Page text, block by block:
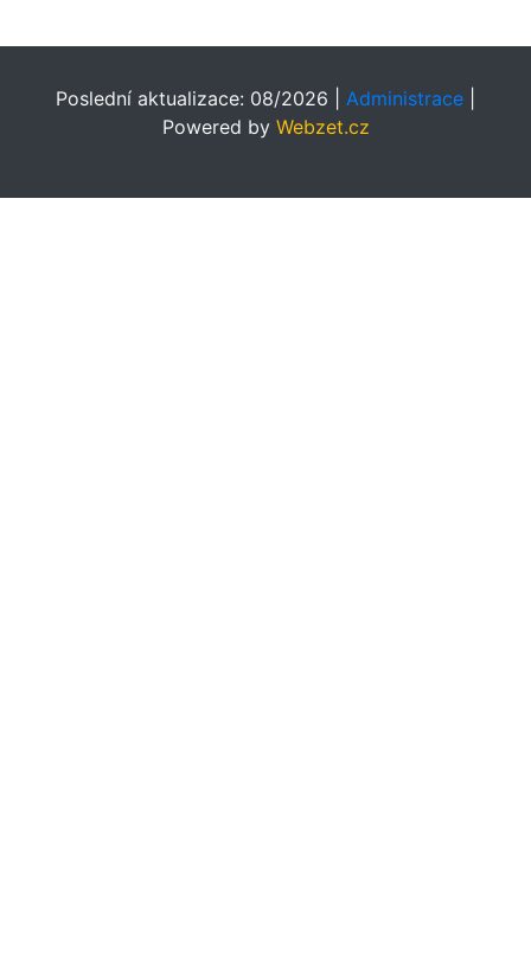
Poslední aktualizace: 08/2026 | Administrace
Powered by Webzet.cz